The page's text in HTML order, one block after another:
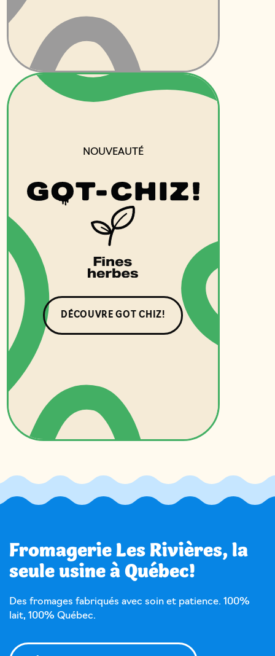
NOUVEAUTÉ
DÉCOUVRE GOT CHIZ!
Fromagerie Les Rivières, la
seule usine à Québec!
Des fromages fabriqués avec soin et patience. 100%
lait, 100% Québec.